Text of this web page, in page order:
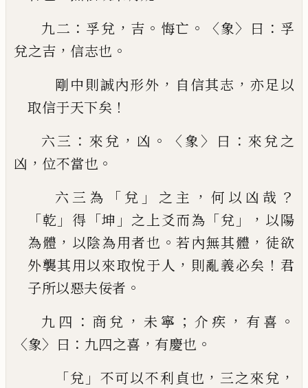
九二 ： 孚兌 ， 吉 。 悔亡 。〈象〉 曰 ： 孚
兌之吉 ， 信志也 。
剛中則誠內形外 ， 自信其志 ， 亦足以
取信于天下矣 ！
六三 ： 來兌 ， 凶 。〈 象〉 曰 ： 來兌之
凶 ， 位不當也 。
六三為 「 兌 」 之主 ， 何以凶哉 ？
「乾 」 得 「坤 」 之上爻而為 「兌 」， 以陽
為體 ， 以陰為用者也 。若內無其體 ， 徒欲
外襲其用以來取悅于人 ， 則亂義必矣 ！ 君
子所以惡夫佞者 。
九四 ： 商兌 ， 未寧 ； 介疾 ， 有喜 。
〈象〉 曰 ： 九四之喜 ， 有慶也 。
「兌 」 不可以不利貞也 ， 三之來兌 ，